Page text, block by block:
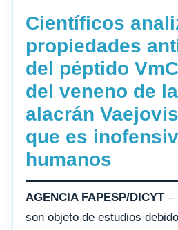
Científicos
propiedades
del péptido
del veneno de
alacrán
que es
humanos
AGENCIA FAPESP/DICYT –
son objeto de estudios